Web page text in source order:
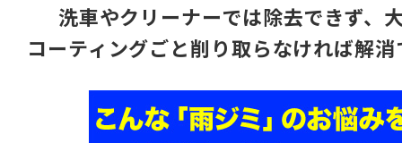
洗車やクリーナーでは除去できず、
コーティングごと削り取らなければ解